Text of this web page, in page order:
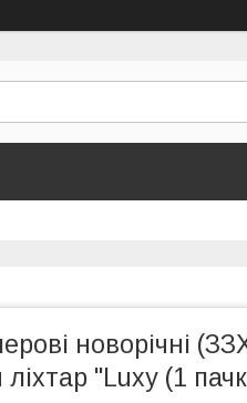
новорічні
"Luxy (1